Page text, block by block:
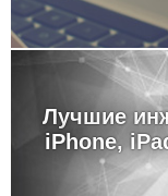
Лучшие
iPhone,